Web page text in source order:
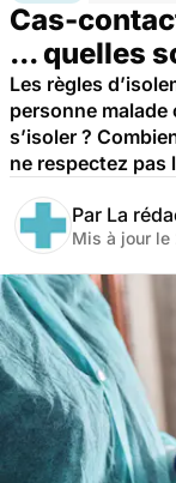
Cas-
... quelles
Les règles
personne
s’isoler ?
ne respectez pas
Par La
Mis à jour le